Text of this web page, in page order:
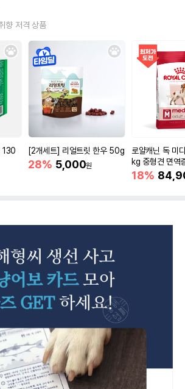
향 저격 상품
130
[2개세트] 리얼트릿 한우 50g
28% 5,000원
로얄캐닌 독 미
kg 중형견 면역
18%